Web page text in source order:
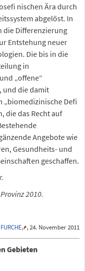
nischen Ära durch
abgelöst. In
die Differenzierung
Entstehung neuer
Die bis in die
in
„offene“
und die damit
„biomedizinische Defi
die das Recht auf
Angebote wie
Gesundheits- und
geschaffen.
2010.
, 24. November 2011
Gebieten